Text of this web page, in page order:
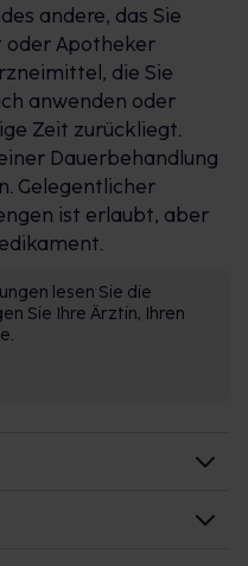
Tabletten
andere, das Sie
oder Apotheker
die Sie
anwenden oder
Zeit zurückliegt.
Dauerbehandlung
Gelegentlicher
ist erlaubt, aber
lesen Sie die
Sie Ihre Ärztin, Ihren